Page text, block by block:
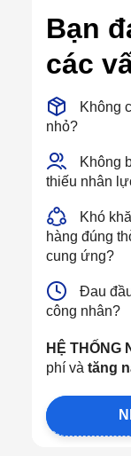
Bạn
các
Không
nhỏ?
Không
thiếu nhân
Khó
hàng đúng
cung ứng?
Đau
công nhân?
HỆ THỐNG
phí và tăng